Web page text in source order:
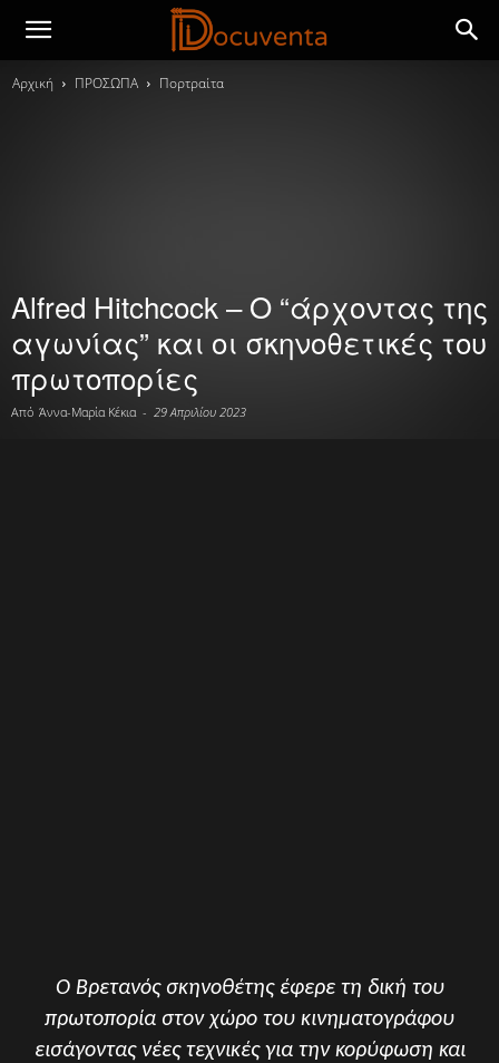
Αρχική ΠΡΟΣΩΠΑ Πορτραίτα
Alfred Hitchcock – Ο “άρχοντας της
αγωνίας” και οι σκηνοθετικές του
πρωτοπορίες
Από Άννα-Μαρία Κέκια - 29 Απριλίου 2023
Ο Βρετανός σκηνοθέτης έφερε τη δική του
πρωτοπορία στον χώρο του κινηματογράφου
εισάγοντας νέες τεχνικές για την κορύφωση και